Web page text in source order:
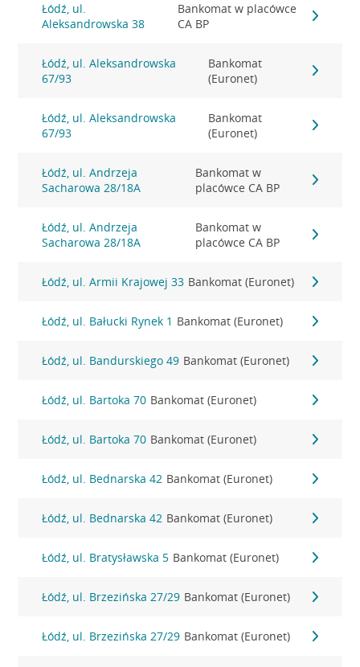
Łódź, ul.
Aleksandrowska 38
Bankomat w placówce
CA BP
Łódź, ul. Aleksandrowska
67/93
Bankomat
(Euronet)
Łódź, ul. Aleksandrowska
67/93
Bankomat
(Euronet)
Łódź, ul. Andrzeja
Sacharowa 28/18A
Bankomat w
placówce CA BP
Łódź, ul. Andrzeja
Sacharowa 28/18A
Bankomat w
placówce CA BP
Łódź, ul. Armii Krajowej 33 Bankomat (Euronet)
Łódź, ul. Bałucki Rynek 1 Bankomat (Euronet)
Łódź, ul. Bandurskiego 49 Bankomat (Euronet)
Łódź, ul. Bartoka 70 Bankomat (Euronet)
Łódź, ul. Bartoka 70 Bankomat (Euronet)
Łódź, ul. Bednarska 42 Bankomat (Euronet)
Łódź, ul. Bednarska 42 Bankomat (Euronet)
Łódź, ul. Bratysławska 5 Bankomat (Euronet)
Łódź, ul. Brzezińska 27/29 Bankomat (Euronet)
Łódź, ul. Brzezińska 27/29 Bankomat (Euronet)